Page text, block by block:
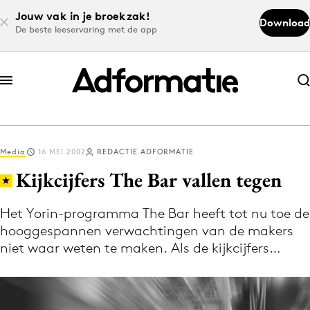
Jouw vak in je broekzak!
De beste leeservaring met de app
Download
Abonneer nu
Abonneer nu
Log in
Download de app
Volg het laatste nieuws via de Adformatie
Nieuws app
Media 16 MEI 2002 REDACTIE ADFORMATIE
Kijkcijfers The Bar vallen tegen
Het Yorin-programma The Bar heeft tot nu toe de
hooggespannen verwachtingen van de makers
niet waar weten te maken. Als de kijkcijfers…